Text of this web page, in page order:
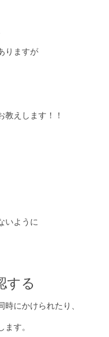
りますが
教えします！！
いように
する
にかけられたり、
す。